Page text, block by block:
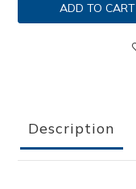
ADD TO CART
Description